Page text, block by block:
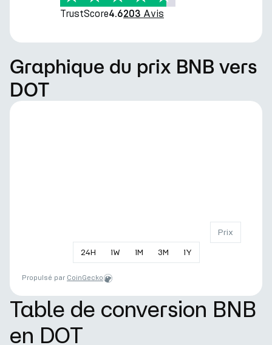
TrustScore4.6203 Avis
Graphique du prix BNB vers
DOT
24H 1W 1M 3M 1Y
Prix
Propulsé par CoinGecko
Table de conversion BNB
en DOT